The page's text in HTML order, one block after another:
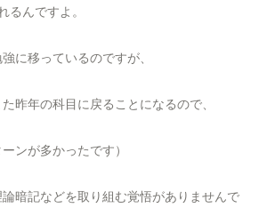
るんですよ。
に移っているのですが、
昨年の科目に戻ることになるので、
ンが多かったです）
暗記などを取り組む覚悟がありませんで